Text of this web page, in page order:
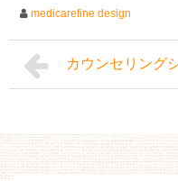
medicarefine design
カウンセリング